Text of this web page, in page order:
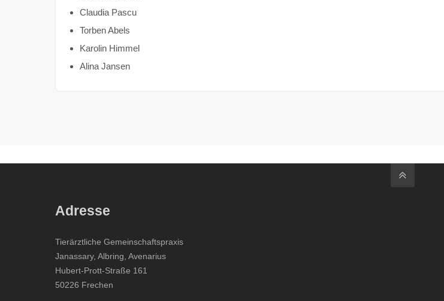
Claudia Pascu
Torben Abels
Karolin Himmel
Alina Jansen
Adresse
Tierärztliche Gemeinschaftspraxis
Janassary, Albring, Avenarius
Hubert-Prott-Straße 161
50226 Frechen